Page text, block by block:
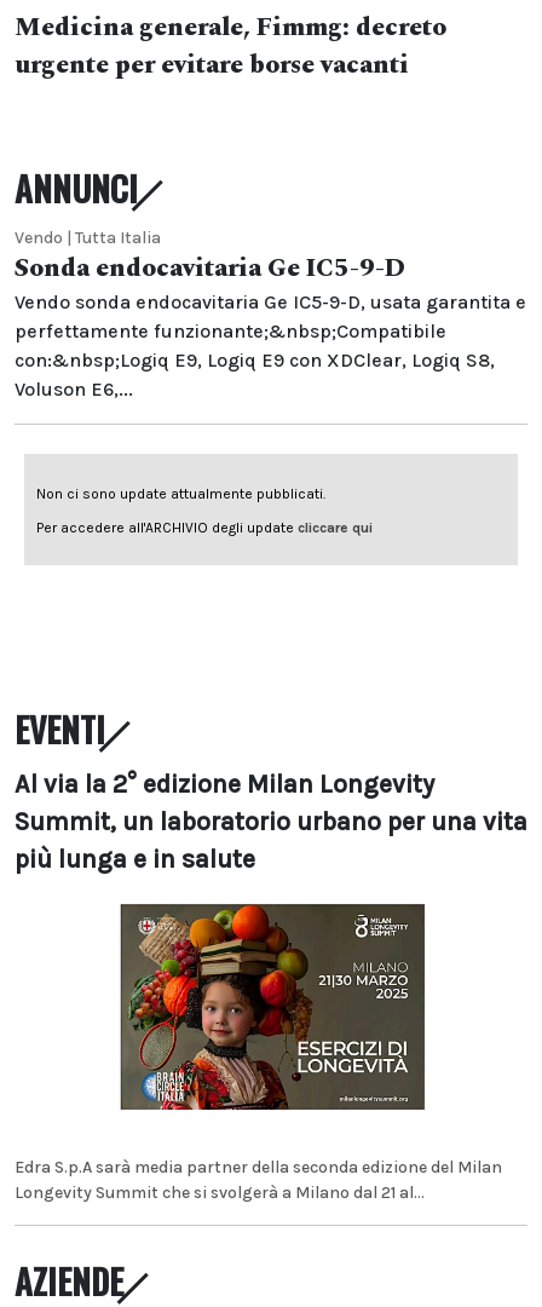
Medicina generale, Fimmg: decreto
urgente per evitare borse vacanti
ANNUNCI
Vendo | Tutta Italia
Sonda endocavitaria Ge IC5-9-D
Vendo sonda endocavitaria Ge IC5-9-D, usata garantita e
perfettamente funzionante;&nbsp;Compatibile
con:&nbsp;Logiq E9, Logiq E9 con XDClear, Logiq S8,
Voluson E6,...
EVENTI
Al via la 2° edizione Milan Longevity
Summit, un laboratorio urbano per una vita
più lunga e in salute
Edra S.p.A sarà media partner della seconda edizione del Milan
Longevity Summit che si svolgerà a Milano dal 21 al...
AZIENDE